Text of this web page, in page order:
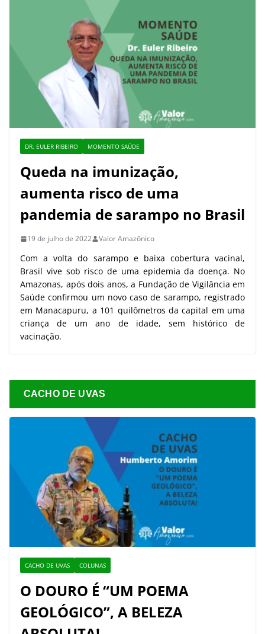
DR. EULER RIBEIRO MOMENTO SAÚDE
Queda na imunização,
aumenta risco de uma
pandemia de sarampo no Brasil
19 de julho de 2022 Valor Amazônico
Com a volta do sarampo e baixa cobertura vacinal,
Brasil vive sob risco de uma epidemia da doença. No
Amazonas, após dois anos, a Fundação de Vigilância em
Saúde confirmou um novo caso de sarampo, registrado
em Manacapuru, a 101 quilômetros da capital em uma
criança de um ano de idade, sem histórico de
vacinação.
CACHO DE UVAS
CACHO DE UVAS COLUNAS
O DOURO É “UM POEMA
GEOLÓGICO”, A BELEZA